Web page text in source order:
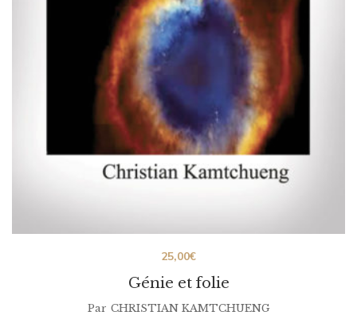
Génie et folie
25,00€
Par CHRISTIAN KAMTCHUENG